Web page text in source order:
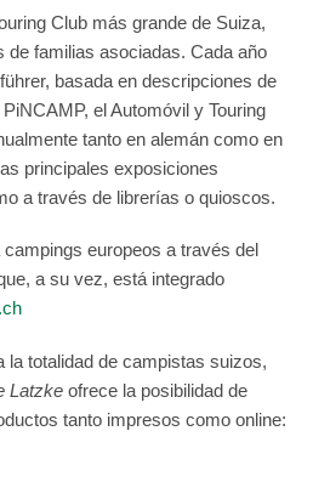
Club más grande de Suiza,
de familias asociadas. Cada año
basada en descripciones de
el Automóvil y Touring
tanto en alemán como en
principales exposiciones
a través de librerías o quioscos.
europeos a través del
a su vez, está integrado
la totalidad de campistas suizos,
Latzke ofrece la posibilidad de
tanto impresos como online: